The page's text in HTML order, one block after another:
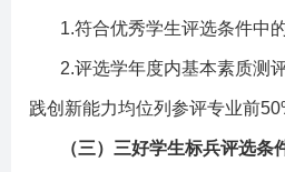
1.符合优秀学生评选条件中
2.评选学年度内基本素质测
践创新能力均位列参评专业前
（三）三好学生标兵评选条